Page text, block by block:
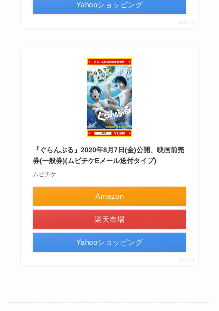
Yahooショッピング
ポチップ
『ぐらんぶる』2020年8月7日(金)公開、映画前売
券(一般券)(ムビチケEメール送付タイプ)
ムビチケ
Amazon
楽天市場
Yahooショッピング
ポチップ